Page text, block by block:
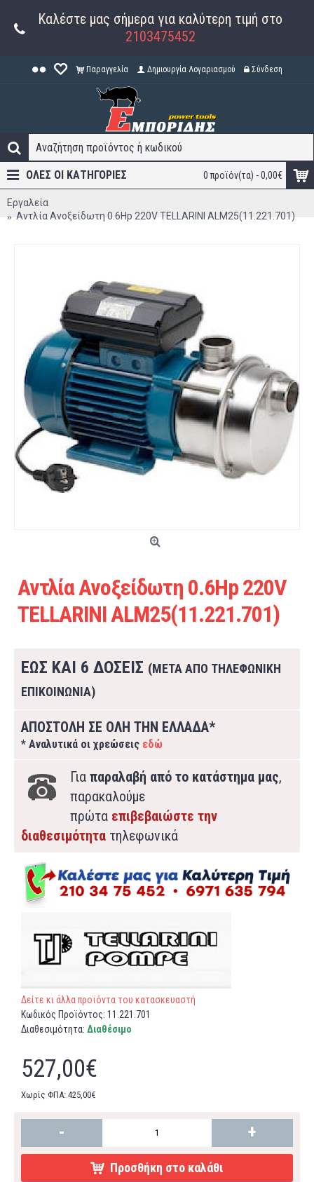
Καλέστε μας σήμερα για καλύτερη τιμή στο
2103475452
Παραγγελία Δημιουργία Λογαριασμού Σύνδεση
0 προϊόν(τα) - 0,00€
ΟΛΕΣ ΟΙ ΚΑΤΗΓΟΡΊΕΣ
Εργαλεία
Αντλία Ανοξείδωτη 0.6Hp 220V TELLARINI ALM25(11.221.701)
Αντλία Ανοξείδωτη 0.6Hp 220V
TELLARINI ALM25(11.221.701)
ΕΩΣ ΚΑΙ 6 ΔΟΣΕΙΣ (ΜΕΤΑ ΑΠΟ ΤΗΛΕΦΩΝΙΚΗ
ΕΠΙΚΟΙΝΩΝΙΑ)
ΑΠΟΣΤΟΛΗ ΣΕ ΟΛΗ ΤΗΝ ΕΛΛΑΔΑ*
* Αναλυτικά οι χρεώσεις εδώ
Για παραλαβή από το κατάστημα μας,
παρακαλούμε
πρώτα επιβεβαιώστε την
διαθεσιμότητα τηλεφωνικά
Δείτε κι άλλα προϊόντα του κατασκευαστή
Κωδικός Προϊόντος: 11.221.701
Διαθεσιμότητα: Διαθέσιμο
527,00€
Χωρίς ΦΠΑ: 425,00€
- +
Προσθήκη στο καλάθι